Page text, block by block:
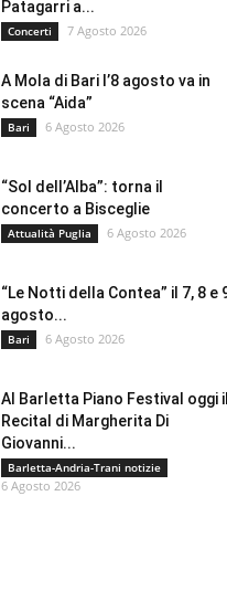
Patagarri a...
Concerti 7 Agosto 2026
A Mola di Bari l’8 agosto va in
scena “Aida”
Bari 6 Agosto 2026
“Sol dell’Alba”: torna il
concerto a Bisceglie
Attualità Puglia 6 Agosto 2026
“Le Notti della Contea” il 7, 8 e
agosto...
Bari 6 Agosto 2026
Al Barletta Piano Festival oggi il
Recital di Margherita Di
Giovanni...
Barletta-Andria-Trani notizie
6 Agosto 2026